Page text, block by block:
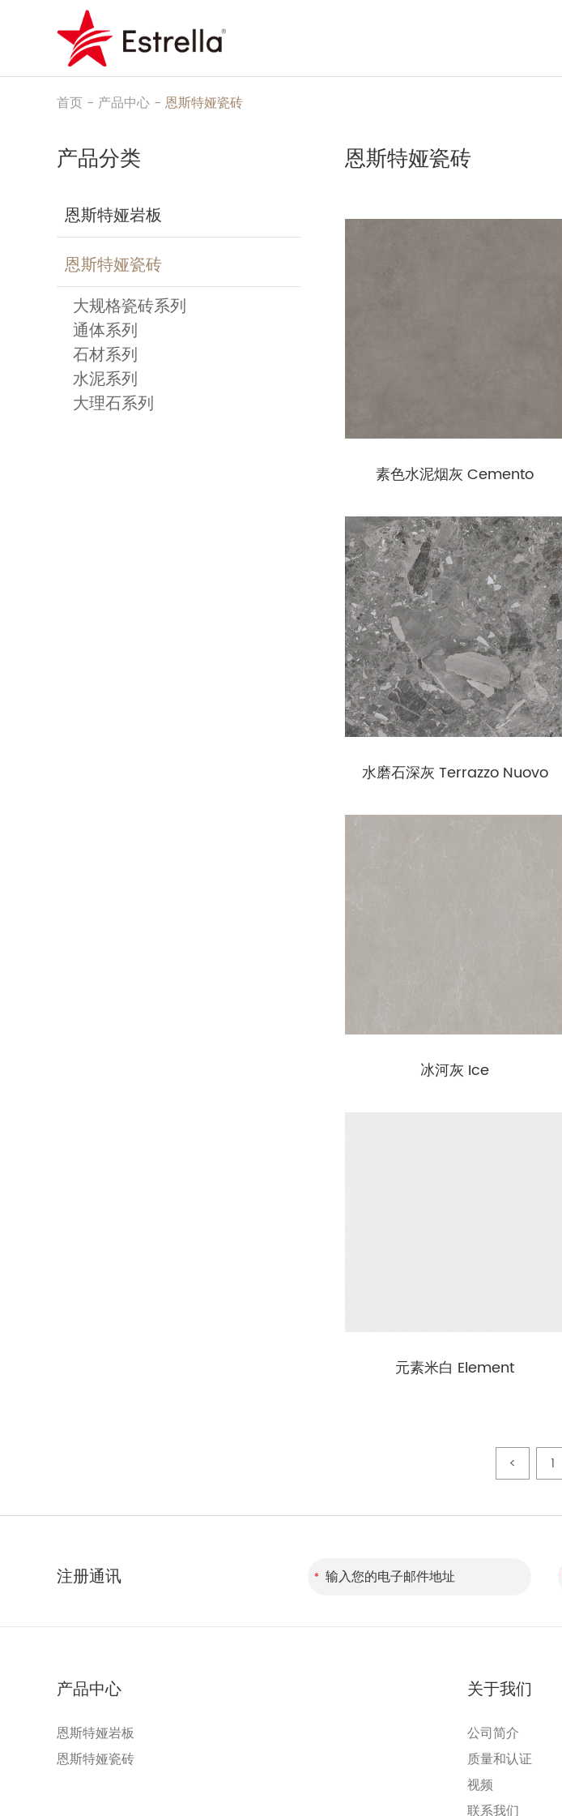
首页 - 产品中心 - 恩斯特娅瓷砖
恩斯特娅瓷砖
素色水泥烟灰 Cemento
水磨石深灰 Terrazzo Nuovo
冰河灰 Ice
元素米白 Element
< 1
产品分类
恩斯特娅岩板
恩斯特娅瓷砖
大规格瓷砖系列
通体系列
石材系列
水泥系列
大理石系列
注册通讯
产品中心
恩斯特娅岩板
恩斯特娅瓷砖
关于我们
公司简介
质量和认证
视频
联系我们